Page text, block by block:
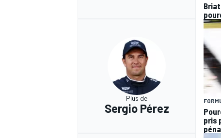
Plus de
Sergio Pérez
pris